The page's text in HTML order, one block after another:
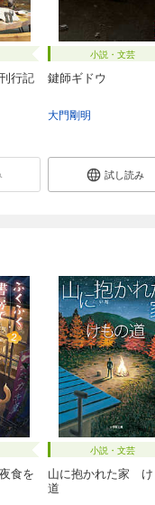
行記
小説・文芸
鍵師ギドウ
大門剛明
試し読み
食を
小説・文芸
山に抱かれた家 け
道